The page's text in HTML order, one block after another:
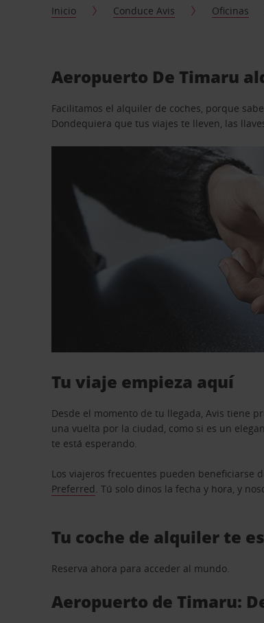
Inicio Conduce Avis Oficinas
Aeropuerto De Timaru
Facilitamos el alquiler de coches, porque
Dondequiera que tus viajes te lleven, las
Tu viaje empieza aquí
Desde el momento de tu llegada, Avis tiene
una vuelta por la ciudad, como si es un
te está esperando.
Los viajeros frecuentes pueden beneficiarse
Preferred. Tú solo dinos la fecha y hora, y
Tu coche de alquiler te
Reserva ahora para acceder al mundo.
Aeropuerto de Timaru: